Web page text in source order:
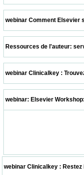
webinar Comment
Ressources de
webinar Clinicalkey :
webinar: Elsevier
webinar Clinicalkey :